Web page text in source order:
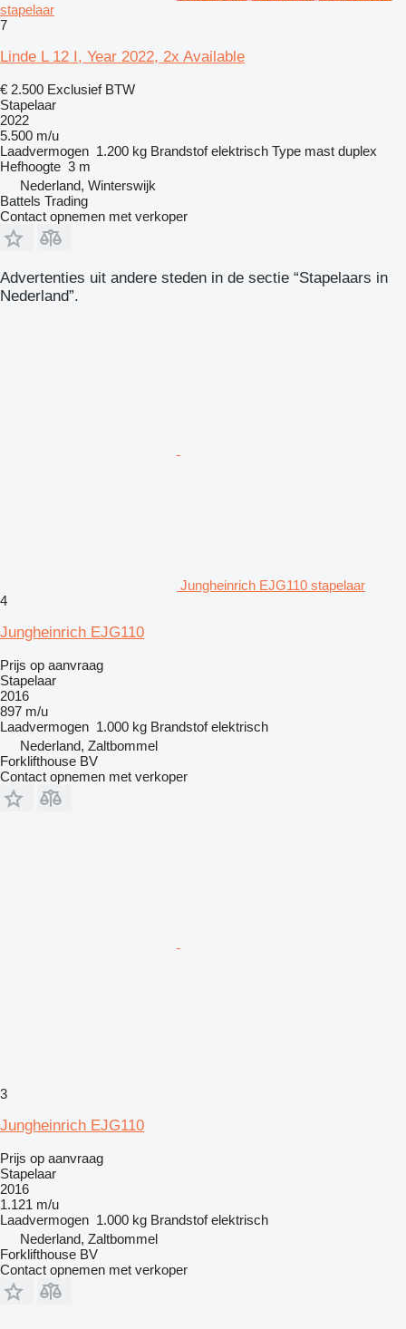
stapelaar
7
Linde L 12 I, Year 2022, 2x Available
€ 2.500 Exclusief BTW
Stapelaar
2022
5.500 m/u
Laadvermogen 1.200 kg Brandstof elektrisch Type mast duplex
Hefhoogte 3 m
Nederland, Winterswijk
Battels Trading
Contact opnemen met verkoper
Advertenties uit andere steden in de sectie “Stapelaars in
Nederland”.
Jungheinrich EJG110 stapelaar
4
Jungheinrich EJG110
Prijs op aanvraag
Stapelaar
2016
897 m/u
Laadvermogen 1.000 kg Brandstof elektrisch
Nederland, Zaltbommel
Forklifthouse BV
Contact opnemen met verkoper
3
Jungheinrich EJG110
Prijs op aanvraag
Stapelaar
2016
1.121 m/u
Laadvermogen 1.000 kg Brandstof elektrisch
Nederland, Zaltbommel
Forklifthouse BV
Contact opnemen met verkoper